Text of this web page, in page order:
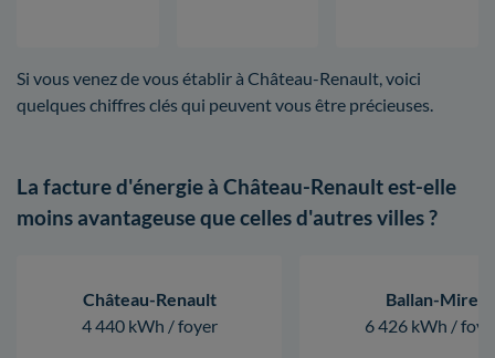
Si vous venez de vous établir à Château-Renault, voici
quelques chiffres clés qui peuvent vous être précieuses.
La facture d'énergie à Château-Renault est-elle
moins avantageuse que celles d'autres villes ?
Château-Renault
4 440 kWh / foyer
Ballan-Mire
6 426 kWh /